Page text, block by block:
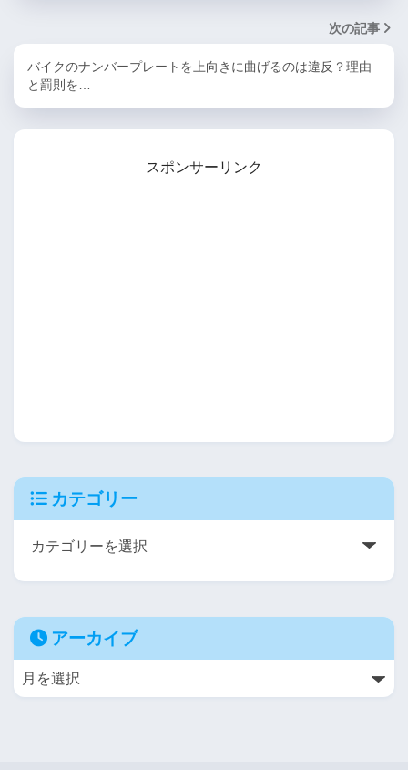
次の記事
バイクのナンバープレートを上向きに曲げるのは違反？理由
と罰則を…
スポンサーリンク
カテゴリー
アーカイブ